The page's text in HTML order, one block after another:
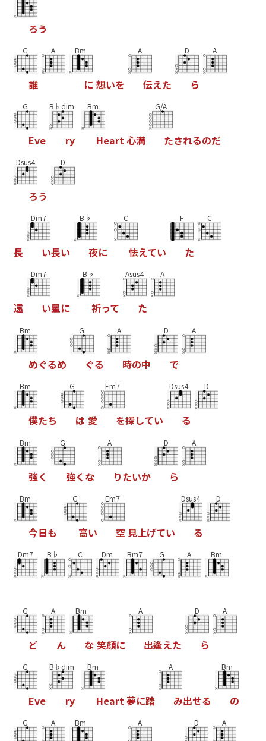
ろう
G
誰
A Bm
に 想いを
A
伝えた
D
ら
A
G
Eve
B♭dim
ry
Bm
Heart心満
G/A
たされるのだ
Dsus4
ろう
D
長
Dm7
い長い
B♭
夜に
C
怯えてい
F
た
C
遠
Dm7
い星に
B♭
祈って
Asus4
た
A
Bm
めぐるめ
G
ぐる
A
時の中
D
で
A
Bm
僕たち
G
は 愛
Em7
を探してい
Dsus4
る
D
Bm
強く
G
強く な
A
りたいか
D
ら
A
Bm
今日も
G
高い
Em7
空 見上げてい
Dsus4
る
D
Dm7 B♭ C Dm Bm7 G A Bm
G
ど
A
ん
Bm
な 笑顔に
A
出逢えた
D
ら
A
G
Eve
B♭dim
ry
Bm
Heart 夢に踏
A
み出せる
Bm
の
G A Bm A D A